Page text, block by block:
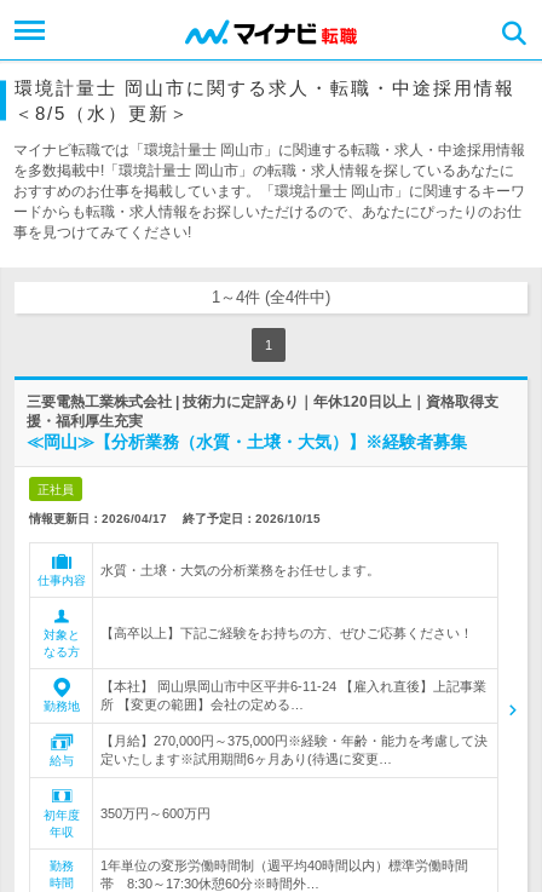
環境計量士 岡山市に関する求人・転職・中途採用情報
＜8/5（水）更新＞
マイナビ転職では「環境計量士 岡山市」に関連する転職・求人・中途採用情報
を多数掲載中!「環境計量士 岡山市」の転職・求人情報を探しているあなたに
おすすめのお仕事を掲載しています。「環境計量士 岡山市」に関連するキーワ
ードからも転職・求人情報をお探しいただけるので、あなたにぴったりのお仕
事を見つけてみてください!
1～4件 (全4件中)
1
三要電熱工業株式会社 | 技術力に定評あり｜年休120日以上｜資格取得支
援・福利厚生充実
≪岡山≫【分析業務（水質・土壌・大気）】※経験者募集
正社員
情報更新日：2026/04/17 終了予定日： 2026/10/15
仕事内容
水質・土壌・大気の分析業務をお任せします。
対象と
なる方
【高卒以上】下記ご経験をお持ちの方、ぜひご応募ください！
勤務地
【本社】 岡山県岡山市中区平井6-11-24 【雇入れ直後】上記事業
所 【変更の範囲】会社の定める…
給与
【月給】270,000円～375,000円※経験・年齢・能力を考慮して決
定いたします※試用期間6ヶ月あり(待遇に変更…
初年度
年収
350万円～600万円
勤務
時間
1年単位の変形労働時間制（週平均40時間以内）標準労働時間
帯 8:30～17:30休憩60分※時間外…